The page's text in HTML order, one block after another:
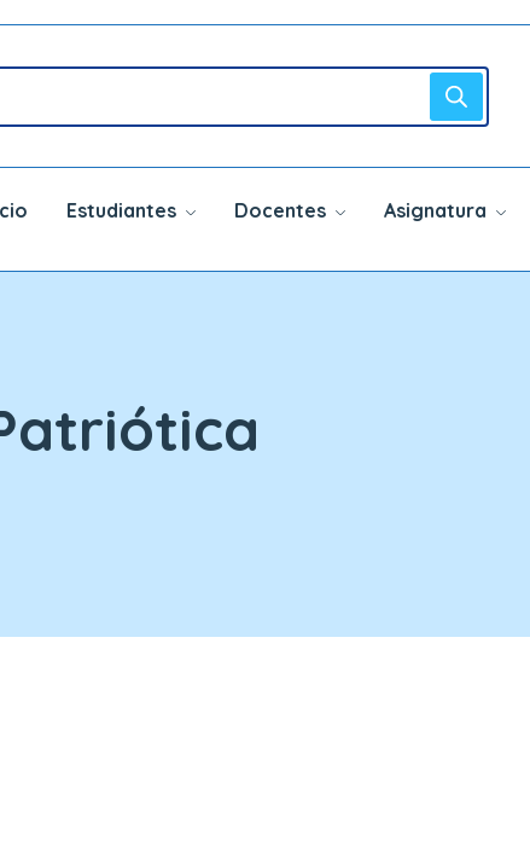
Estudiantes Docentes Asignatura